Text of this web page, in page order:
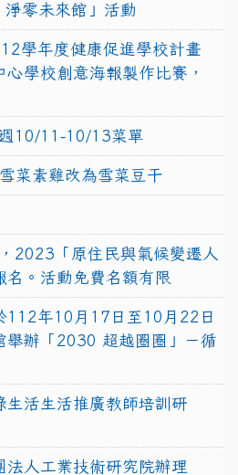
淨零未來館」活動
學年度健康促進學校計畫
學校創意海報製作比賽，
10/11-10/13菜單
菜素雞改為雪菜豆干
2023「原住民與氣候變遷人
名。活動免費名額有限
112年10月17日至10月22日
舉辦「2030 超越圈圈」－循
生活生活推廣教師培訓研
法人工業技術研究院辦理